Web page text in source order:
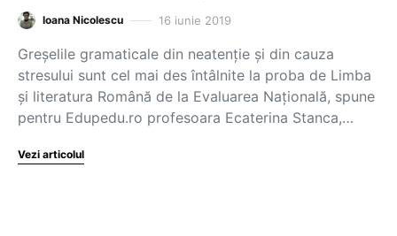
Ioana Nicolescu 16 iunie 2019
Greșelile gramaticale din neatenție și din cauza
stresului sunt cel mai des întâlnite la proba de Limba
și literatura Română de la Evaluarea Națională, spune
pentru Edupedu.ro profesoara Ecaterina Stanca,…
Vezi articolul